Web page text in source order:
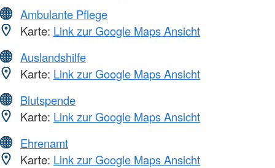
Ambulante Pflege
Karte: Link zur Google Maps Ansicht
Auslandshilfe
Karte: Link zur Google Maps Ansicht
Blutspende
Karte: Link zur Google Maps Ansicht
Ehrenamt
Karte: Link zur Google Maps Ansicht